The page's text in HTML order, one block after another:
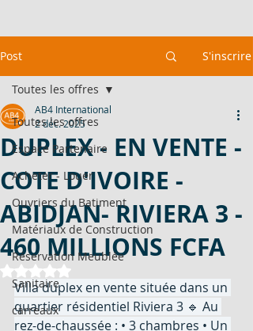
Post S'inscrire
Toutes les offres
Espace Partenaire
Acheter - Louer
Ouvriers du Batiment
Matériaux de Construction
Réservation Meublée
Sanitaire
carreaux
Toutes les offres
DUPLEX - EN VENTE -
COTE D'IVOIRE -
ABIDJAN- RIVIERA 3 -
460 MILLIONS FCFA
AB4 International
2 déc. 2025
Noté NaN étoiles sur 5.
Villa duplex en vente située dans un
quartier résidentiel Riviera 3 🔹 Au
rez-de-chaussée : • 3 chambres • Un